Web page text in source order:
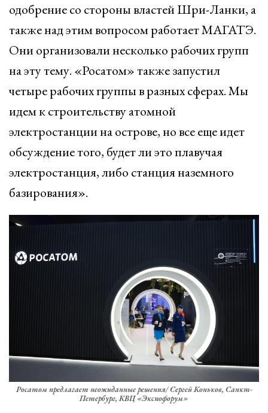
одобрение со стороны властей Шри-Ланки, а
также над этим вопросом работает МАГАТЭ.
Они организовали несколько рабочих групп
на эту тему. «Росатом» также запустил
четыре рабочих группы в разных сферах. Мы
идем к строительству атомной
электростанции на острове, но все еще идет
обсуждение того, будет ли это плавучая
электростанция, либо станция наземного
базирования».
Росатом предлагает неожиданные решения/ Сергей Коньков, Санкт-
Петербург, КВЦ «Экспофорум»